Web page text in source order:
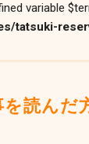
variable
tatsuki-
読んだ